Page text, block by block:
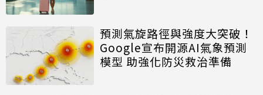
預測氣旋路徑與強度大突破！
Google宣布開源AI氣象預測
模型 助強化防災救治準備